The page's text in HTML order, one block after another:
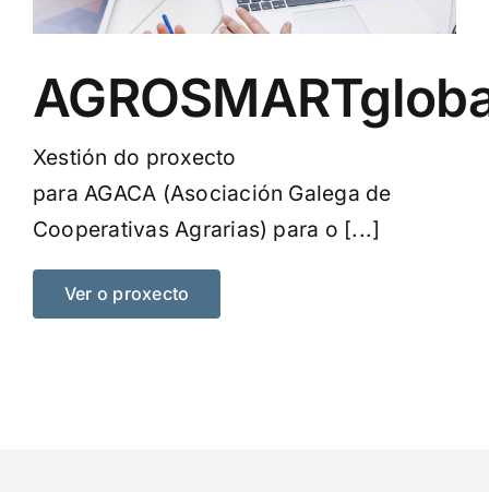
Xestión do proxecto
para AGACA (Asociación Galega de
Cooperativas Agrarias) para o [...]
Ver o proxecto